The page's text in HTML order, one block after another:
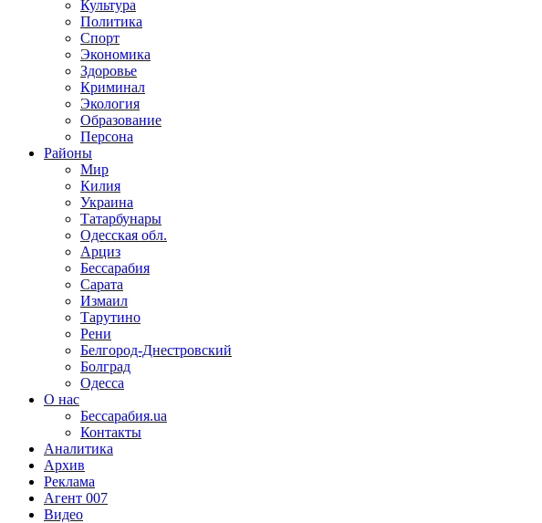
Культура
Политика
Спорт
Экономика
Здоровье
Криминал
Экология
Образование
Персона
Районы
Мир
Килия
Украина
Татарбунары
Одесская обл.
Арциз
Бессарабия
Сарата
Измаил
Тарутино
Рени
Белгород-Днестровский
Болград
Одесса
О нас
Бессарабия.ua
Контакты
Аналитика
Архив
Реклама
Агент 007
Видео